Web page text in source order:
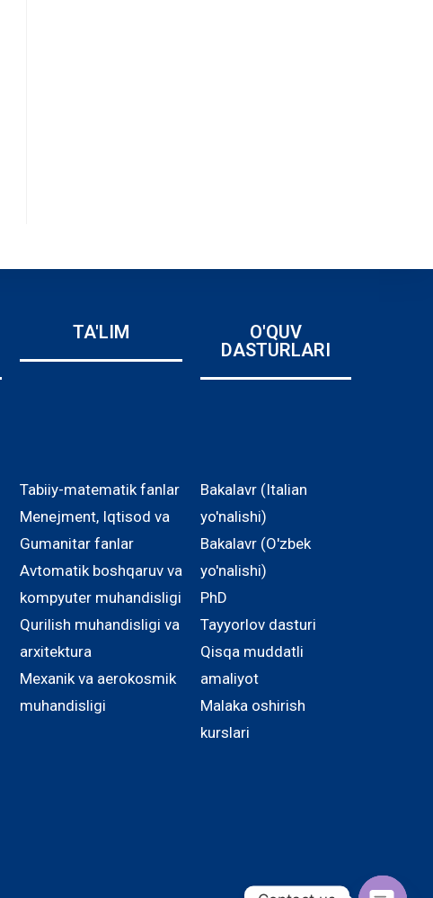
TA'LIM
O'QUV
DASTURLARI
Tabiiy-matematik fanlar
Menejment, Iqtisod va
Gumanitar fanlar
Avtomatik boshqaruv va
kompyuter muhandisligi
Qurilish muhandisligi va
arxitektura
Mexanik va aerokosmik
muhandisligi
Bakalavr (Italian
yo'nalishi)
Bakalavr (O'zbek
yo'nalishi)
PhD
Tayyorlov dasturi
Qisqa muddatli
amaliyot
Malaka oshirish
kurslari